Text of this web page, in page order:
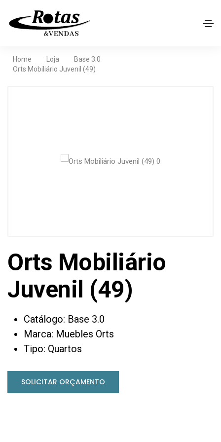
Home Loja
Base 3.0
Orts Mobiliário Juvenil (49)
Orts Mobiliário
Juvenil (49)
Catálogo: Base 3.0
Marca: Muebles Orts
Tipo: Quartos
SOLICITAR ORÇAMENTO